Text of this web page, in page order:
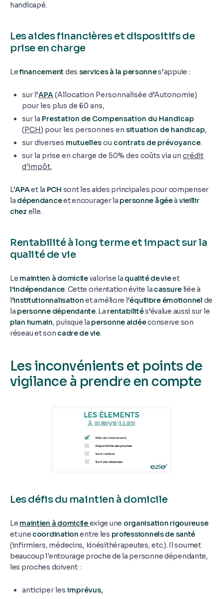
handicapé.
Les aides financières et dispositifs de
prise en charge
Lefinancement des services à la personnes’appuie :
sur l’APA(Allocation Personnalisée d’Autonomie)
pour les plus de 60 ans,
sur la Prestation de Compensation du Handicap
(PCH) pour les personnes en situation de handicap,
sur diverses mutuellesou contrats de prévoyance.
sur la prise en charge de 50% des coûts via un crédit
d'impôt,
L’APAet la PCH sont les aides principales pour compenser
la dépendanceet encourager la personne âgéeà vieillir
chez elle.
Rentabilité à long terme et impact sur la
qualité de vie
Le maintien à domicilevalorise la qualité de vieet
l’indépendance. Cette orientation évite la cassureliée à
l’institutionnalisationet améliore l’équilibre émotionnel de
la personne dépendante. La rentabilités’évalue aussi sur le
plan humain, puisque la personne aidéeconserve son
réseau et son cadre de vie.
Les inconvénients et points de
vigilance à prendre en compte
Les défis du maintien à domicile
Le maintien à domicileexige une organisation rigoureuse
et une coordinationentre les professionnels de santé
(infirmiers, médecins, kinésithérapeutes, etc.). Il soumet
beaucoup l'entourage proche de la personne dépendante,
les proches doivent :
anticiper les imprévus,